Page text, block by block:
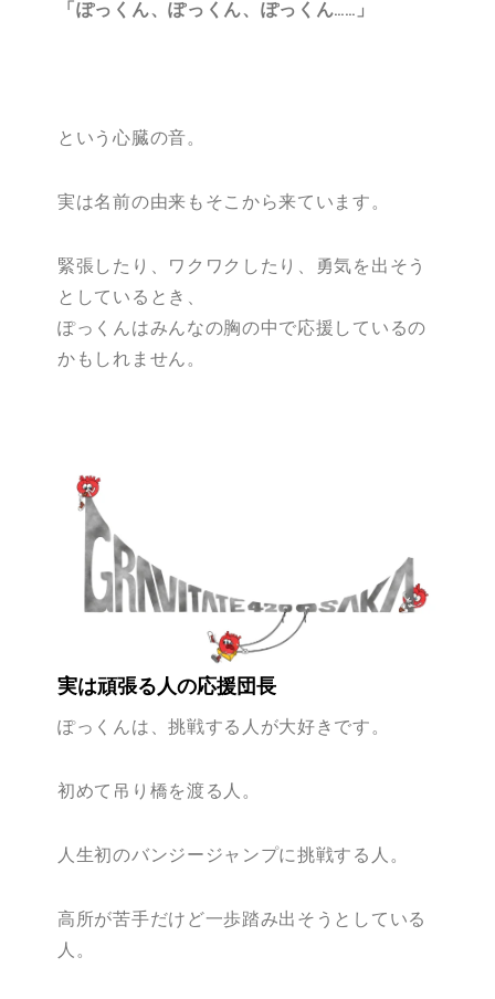
「ぽっくん、ぽっくん、ぽっくん……」
という心臓の音。
実は名前の由来もそこから来ています。
緊張したり、ワクワクしたり、勇気を出そう
としているとき、
ぽっくんはみんなの胸の中で応援しているの
かもしれません。
実は頑張る人の応援団長
ぽっくんは、挑戦する人が大好きです。
初めて吊り橋を渡る人。
人生初のバンジージャンプに挑戦する人。
高所が苦手だけど一歩踏み出そうとしている
人。